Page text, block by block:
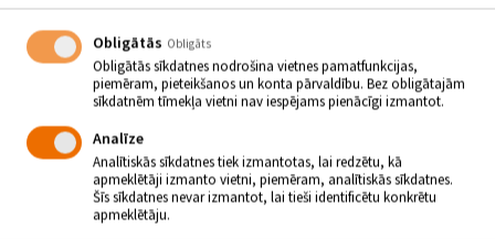
TN.
Info, zvanot pa tel. 25741250.
Atpakaļ
SEKO MUMS
Obligātās Obligāts
Obligātās sīkdatnes nodrošina vietnes pamatfunkcijas,
piemēram, pieteikšanos un konta pārvaldību. Bez obligātajām
sīkdatnēm tīmekļa vietni nav iespējams pienācīgi izmantot.
Analīze
Analītiskās sīkdatnes tiek izmantotas, lai redzētu, kā
apmeklētāji izmanto vietni, piemēram, analītiskās sīkdatnes.
Šīs sīkdatnes nevar izmantot, lai tieši identificētu konkrētu
apmeklētāju.